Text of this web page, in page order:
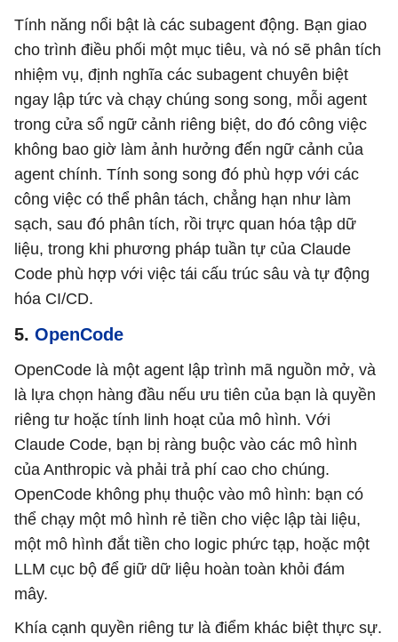
Tính năng nổi bật là các subagent động. Bạn giao
cho trình điều phối một mục tiêu, và nó sẽ phân tích
nhiệm vụ, định nghĩa các subagent chuyên biệt
ngay lập tức và chạy chúng song song, mỗi agent
trong cửa sổ ngữ cảnh riêng biệt, do đó công việc
không bao giờ làm ảnh hưởng đến ngữ cảnh của
agent chính. Tính song song đó phù hợp với các
công việc có thể phân tách, chẳng hạn như làm
sạch, sau đó phân tích, rồi trực quan hóa tập dữ
liệu, trong khi phương pháp tuần tự của Claude
Code phù hợp với việc tái cấu trúc sâu và tự động
hóa CI/CD.
5. OpenCode
OpenCode là một agent lập trình mã nguồn mở, và
là lựa chọn hàng đầu nếu ưu tiên của bạn là quyền
riêng tư hoặc tính linh hoạt của mô hình. Với
Claude Code, bạn bị ràng buộc vào các mô hình
của Anthropic và phải trả phí cao cho chúng.
OpenCode không phụ thuộc vào mô hình: bạn có
thể chạy một mô hình rẻ tiền cho việc lập tài liệu,
một mô hình đắt tiền cho logic phức tạp, hoặc một
LLM cục bộ để giữ dữ liệu hoàn toàn khỏi đám
mây.
Khía cạnh quyền riêng tư là điểm khác biệt thực sự.